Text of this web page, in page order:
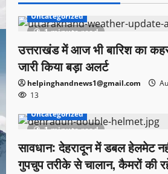
1 minute read
Uncategorized
उत्तराखंड में आज भी बारिश का
जारी किया बड़ा अलर्ट
helpinghandnews1@gmail.com
13
1 minute read
Uncategorized
सावधान: देहरादून में डबल हेलमेट
गुपचुप तरीके से चालान, कैमरों की